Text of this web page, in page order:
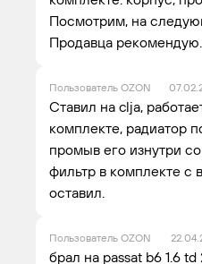
Посмотрим, на
Продавца
Пользователь OZON
Ставил на clja,
комплекте, радиатор
промыв его изнутри
фильтр в комплекте с
оставил.
Пользователь OZON
брал на passat b6 1.6